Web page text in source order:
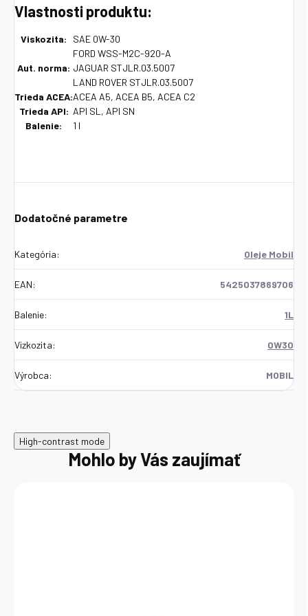
Vlastnosti produktu:
Viskozita: SAE 0W-30
Aut. norma:
FORD WSS-M2C-920-A
JAGUAR STJLR.03.5007
LAND ROVER STJLR.03.5007
Trieda ACEA:ACEA A5, ACEA B5, ACEA C2
Trieda API: API SL, API SN
Balenie:
1 l
Dodatočné parametre
Kategória: Oleje Mobil
EAN: 5425037869706
Balenie: 1L
Vizkozita: 0W30
Výrobca: MOBIL
High-contrast mode
Mohlo by Vás zaujímať